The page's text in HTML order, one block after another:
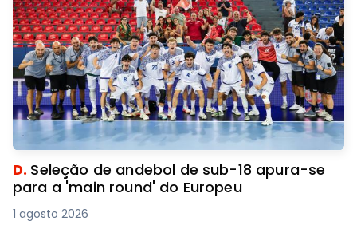
D. Seleção de andebol de sub-18 apura-se
para a 'main round' do Europeu
1 agosto 2026